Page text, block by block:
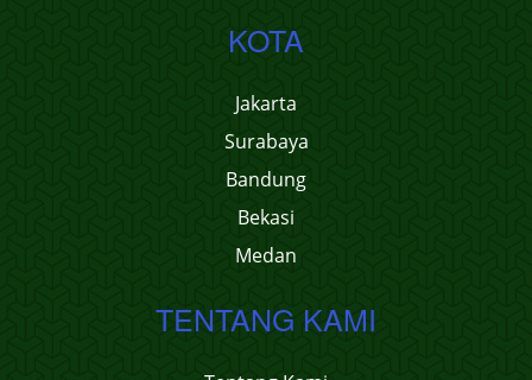
KOTA
Jakarta
Surabaya
Bandung
Bekasi
Medan
TENTANG KAMI